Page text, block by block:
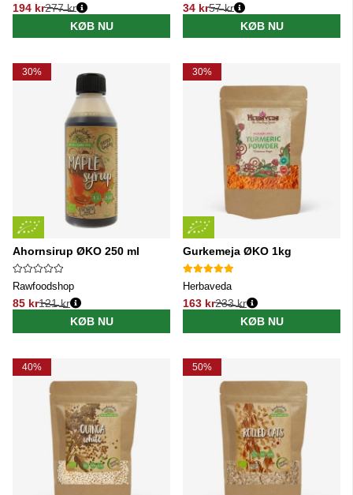
194 kr
Normalpris:
277 kr
KØB NU
34 kr
Normalpris:
57 kr
KØB NU
30%
Ahornsirup ØKO 250 ml
Rawfoodshop
85 kr
Normalpris:
121 kr
KØB NU
30%
Gurkemeja ØKO 1kg
Herbaveda
163 kr
Normalpris:
233 kr
KØB NU
40% 50%